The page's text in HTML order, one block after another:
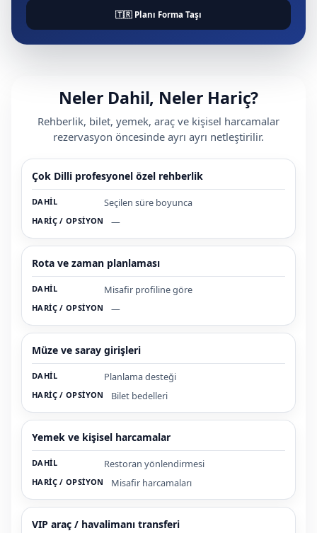
🇹🇷 Planı Forma Taşı
Neler Dahil, Neler Hariç?
Rehberlik, bilet, yemek, araç ve kişisel harcamalar
rezervasyon öncesinde ayrı ayrı netleştirilir.
Çok Dilli profesyonel özel rehberlik
Seçilen süre boyunca
—
Rota ve zaman planlaması
Misafir profiline göre
—
Müze ve saray girişleri
Planlama desteği
Bilet bedelleri
Yemek ve kişisel harcamalar
Restoran yönlendirmesi
Misafir harcamaları
VIP araç / havalimanı transferi